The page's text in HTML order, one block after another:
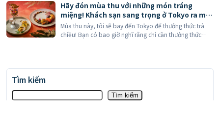
Hãy đón mùa thu với những món tráng
miệng! Khách sạn sang trọng ở Tokyo ra mắt
"trà chiều thực vật" giới hạn thời gian, một
trải nghiệm mới mẻ kết hợp giữa hành trình
Mùa thu này, tôi sẽ bay đến Tokyo để thưởng thức trà
chiều! Bạn có bao giờ nghĩ rằng chỉ cần thưởng thức
Tìm kiếm
Tìm kiếm